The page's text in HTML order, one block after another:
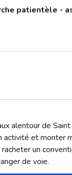
patientèle -
alentour de
et monter
un
de voie.